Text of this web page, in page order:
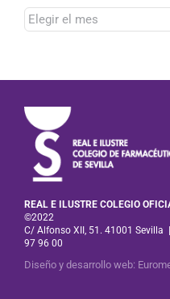
Hemeroteca
REAL E ILUSTRE COLEGIO
©2022
C/ Alfonso XII, 51. 41001 Sevilla
97 96 00
Diseño y desarrollo web: